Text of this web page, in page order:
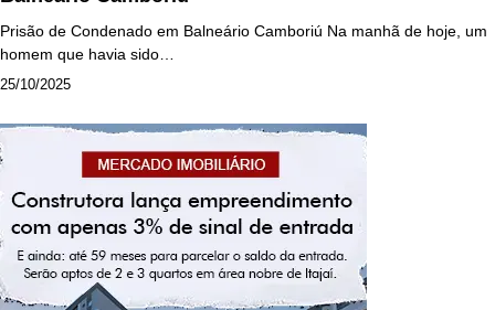
Prisão de Condenado em Balneário Camboriú Na manhã de hoje, um
homem que havia sido…
25/10/2025